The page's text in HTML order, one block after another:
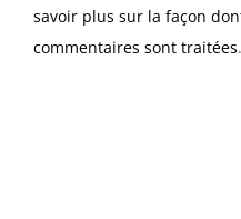
savoir plus sur la façon
commentaires sont traitées.